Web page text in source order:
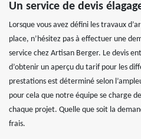
Un service de devis
Lorsque vous avez défini les travaux
place, n’hésitez pas à effectuer une
service chez Artisan Berger. Le devis
d’obtenir un aperçu du tarif pour les
prestations est déterminé selon
pour cela que notre équipe se charge
chaque projet. Quelle que soit la
frais.